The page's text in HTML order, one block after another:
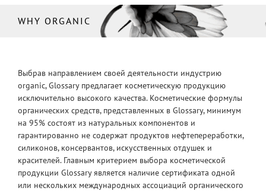
WHY ORGANIC
Выбрав направлением своей деятельности индустрию
organic, Glossary предлагает косметическую продукцию
исключительно высокого качества. Косметические формулы
органических средств, представленных в Glossary, минимум
на 95% состоят из натуральных компонентов и
гарантированно не содержат продуктов нефтепереработки,
силиконов, консервантов, искусственных отдушек и
красителей. Главным критерием выбора косметической
продукции Glossary является наличие сертификата одной
или нескольких международных ассоциаций органического